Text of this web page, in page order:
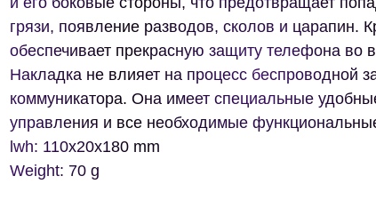
грязи, появление разводов, сколов и царапин.
обеспечивает прекрасную защиту телефона во
Накладка не влияет на процесс беспроводной
коммуникатора. Она имеет специальные
управления и все необходимые
lwh: 110x20x180 mm
Weight: 70 g